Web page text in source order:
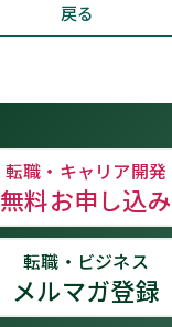
戻る
転職・キャリア開発
無料お申し込み
転職・ビジネス
メルマガ登録